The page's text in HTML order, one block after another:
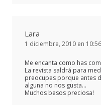
Lara
1 diciembre, 2010 en
Me encanta como has
La revista saldrá para
preocupes porque antes
alguna no nos gusta…
Muchos besos preciosa!